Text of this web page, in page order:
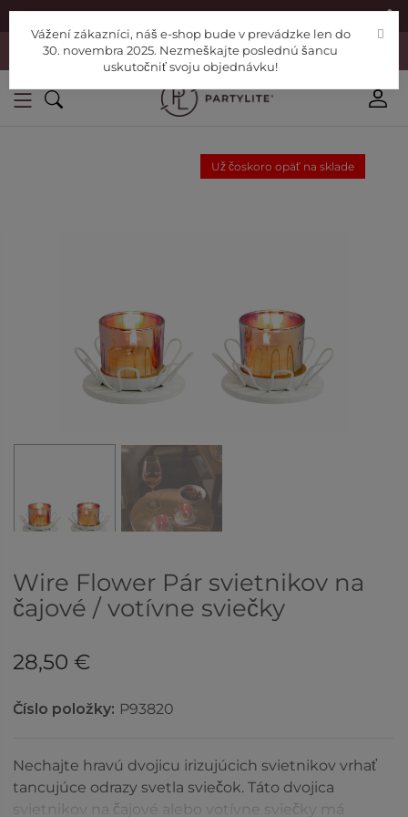
|
Vážení zákazníci, náš e-shop bude v prevádzke len do 30. novembra
2025. Nezmeškajte poslednú šancu uskutočniť svoju objednávku!
Už čoskoro opäť na sklade
Wire Flower Pár svietnikov na
čajové / votívne sviečky
28,50 €
Číslo položky: P93820
Nechajte hravú dvojicu irizujúcich svietnikov vrhať
tancujúce odrazy svetla sviečok. Táto dvojica
svietnikov na čajové alebo votívne sviečky má
Vážení zákazníci, náš e-shop bude v prevádzke len do
30. novembra 2025. Nezmeškajte poslednú šancu
uskutočniť svoju objednávku!